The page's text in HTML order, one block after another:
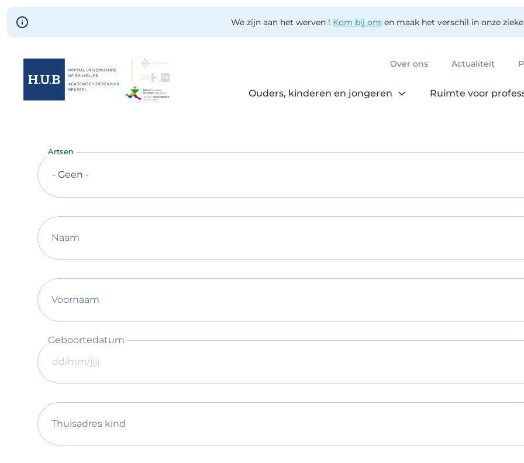
Skip to main content
We zijn aan het werven ! Kom bij onsen maak het verschil in onze
Over ons Actualiteit
Ouders, kinderen en jongeren Ruimte voor
Artsen
- Geen -
Naam
Voornaam
Geboortedatum
Thuisadres kind